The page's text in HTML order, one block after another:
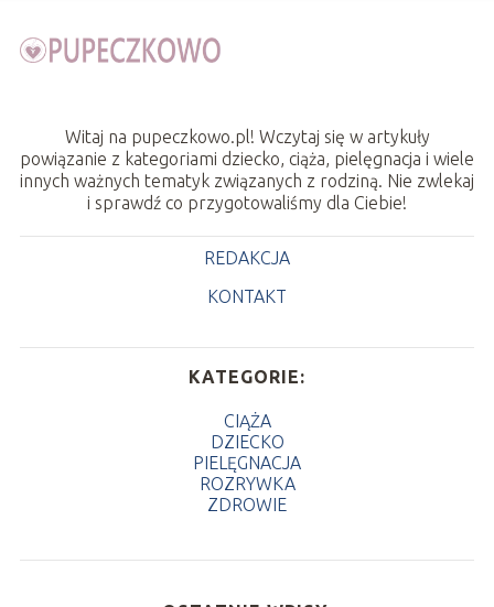
Witaj na pupeczkowo.pl! Wczytaj się w artykuły
powiązanie z kategoriami dziecko, ciąża, pielęgnacja i wiele
innych ważnych tematyk związanych z rodziną. Nie zwlekaj
i sprawdź co przygotowaliśmy dla Ciebie!
REDAKCJA
KONTAKT
KATEGORIE:
CIĄŻA
DZIECKO
PIELĘGNACJA
ROZRYWKA
ZDROWIE